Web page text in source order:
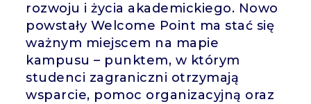
rozwoju i życia akademickiego. Nowo
powstały Welcome Point ma stać się
ważnym miejscem na mapie
kampusu – punktem, w którym
studenci zagraniczni otrzymają
wsparcie, pomoc organizacyjną oraz